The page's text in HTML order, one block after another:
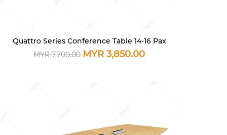
快速瀏覽
Quattro Series Conference Table 14-16 Pax
一般價格
MYR 7,700.00 促銷價格
MYR 3,850.00